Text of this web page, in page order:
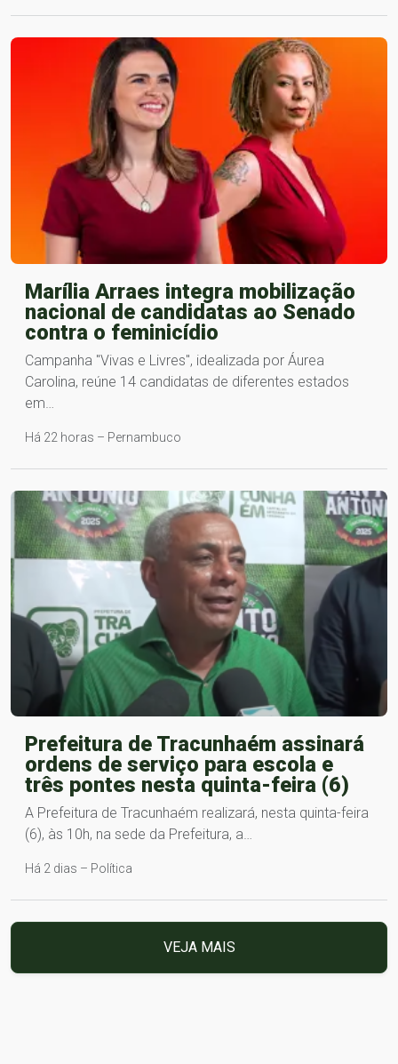
Marília Arraes integra mobilização
nacional de candidatas ao Senado
contra o feminicídio
Campanha "Vivas e Livres", idealizada por Áurea
Carolina, reúne 14 candidatas de diferentes estados
em…
Há 22 horas – Pernambuco
Prefeitura de Tracunhaém assinará
ordens de serviço para escola e
três pontes nesta quinta-feira (6)
A Prefeitura de Tracunhaém realizará, nesta quinta-feira
(6), às 10h, na sede da Prefeitura, a…
Há 2 dias – Política
VEJA MAIS